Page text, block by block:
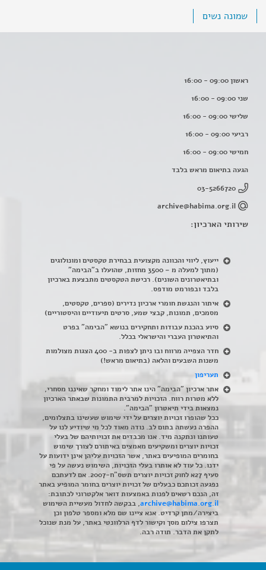
שמונה נשים
ראשון 09:00 - 16:00
שני 09:00 - 16:00
שלישי 09:00 - 16:00
רביעי 09:00 - 16:00
חמישי 09:00 - 16:00
הגעה בתיאום מראש בלבד
03-5266720
archive@habima.org.il
שירותי הארכיון:
ייעוץ, ליווי והכוונה מקצועית בבחירת טקסטים ומונולוגים
(מתוך למעלה מ – 3500 מחזות, שהועלו ב"הבימה"
ובתיאטרונים השונים). רכישת הטקסטים מתבצעת בארכיון
בלבד ובפורמט מודפס.
איתור והנגשת חומרי ארכיון נדירים (ספרים, טקסטים,
מסמכים, תמונות, קבצי שמע, סרטים תיעודיים והיסטוריים)
סיוע בהכנת עבודות ותחקירים בנושא "הבימה" בפרט
והתיאטרון העברי והישראלי בכלל.
חדר הצפייה מרווח ובו ניתן לצפות ב- 400 הצגות מצולמות
משנות השבעים והלאה (בתיאום מראש!)
תעריפון
אתר ארכיון "הבימה" הינו אתר לימוד ומחקר שאיננו מסחרי,
ללא מטרות רווח. הזכויות למרבית התמונות שבאתר הארכיון
נמצאות בידי תיאטרון "הבימה".
ככל שהופרו זכויות יוצרים על ידי שימוש שעשינו בתצלומים,
ההפרה נעשתה בתום לב. נודה מאוד לכל מי שיודיע לנו על
טעותנו ונתקנה מיד. אנו מכבדים את זכויותיהם של בעלי
זכויות יוצרים ומשקיעים מאמצים באיתורם לצורך שימוש
בחומרים המופיעים באתר, אשר הזכויות עליהן אינן ידועות על
ידנו. כל עוד לא אותרו בעלי הזכויות, השימוש נעשה על פי
סעיף 27א לחוק זכויות יוצרים תשס"ח-2007. אם לדעתכם
נפגעה זכותכם כבעלים של זכויות יוצרים בחומר המופיע באתר
זה, הנכם רשאים לפנות באמצעות דואר אלקטרוני לכתובת:
archive@habima.org.il, בבקשה לחדול מעשיית השימוש
ביצירה/מתן קרדיט. אנא ציינו שם מלא ומספר טלפון וכן
תצרפו צילום מסך וקישור לדף הרלוונטי באתר, על מנת שנוכל
לתקן את הדבר. תודה רבה.